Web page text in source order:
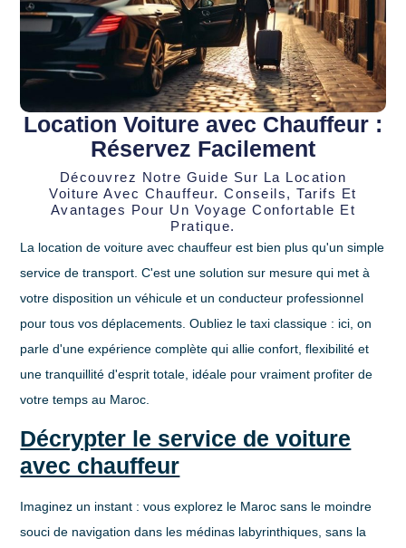
Location Voiture avec Chauffeur :
Réservez Facilement
Découvrez Notre Guide Sur La Location
Voiture Avec Chauffeur. Conseils, Tarifs Et
Avantages Pour Un Voyage Confortable Et
Pratique.
La location de voiture avec chauffeur est bien plus qu'un simple
service de transport. C'est une solution sur mesure qui met à
votre disposition un véhicule et un conducteur professionnel
pour tous vos déplacements. Oubliez le taxi classique : ici, on
parle d'une expérience complète qui allie confort, flexibilité et
une tranquillité d'esprit totale, idéale pour vraiment profiter de
votre temps au Maroc.
Décrypter le service de voiture
avec chauffeur
Imaginez un instant : vous explorez le Maroc sans le moindre
souci de navigation dans les médinas labyrinthiques, sans la